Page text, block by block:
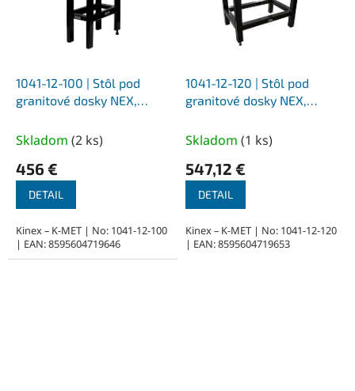
1041-12-100 | Stôl pod
granitové dosky NEX,
lakované 560x355x700
Skladom (2 ks)
456 €
DETAIL
Kinex – K-MET | No: 1041-12-100
| EAN: 8595604719646
1041-12-120 | Stôl pod
granitové dosky NEX,
lakované 675x450x700
Skladom (1 ks)
547,12 €
DETAIL
Kinex – K-MET | No: 1041-12-120
| EAN: 8595604719653